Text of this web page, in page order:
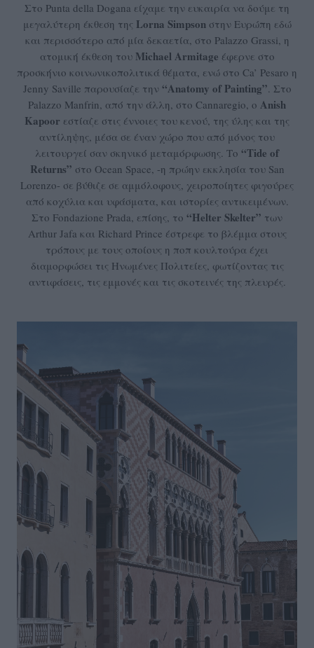
Στο Punta della Dogana είχαμε την ευκαιρία να δούμε τη
μεγαλύτερη έκθεση της Lorna Simpsonστην Ευρώπη εδώ
και περισσότερο από μία δεκαετία, στο Palazzo Grassi, η
ατομική έκθεση του Michael Armitage έφερνε στο
προσκήνιο κοινωνικοπολιτικά θέματα, ενώ στο Ca’ Pesaro η
Jenny Saville παρουσίαζε την “Anatomy ofPainting”. Στο
Palazzo Manfrin, από την άλλη, στο Cannaregio, ο Anish
Kapoor εστίαζε στις έννοιες του κενού, της ύλης και της
αντίληψης, μέσα σε έναν χώρο που από μόνος του
λειτουργεί σαν σκηνικό μεταμόρφωσης. Το “Tide of
Returns” στο Ocean Space, -η πρώην εκκλησία του San
Lorenzo- σε βύθιζε σε αμμόλοφους, χειροποίητες φιγούρες
από κοχύλια και υφάσματα, και ιστορίες αντικειμένων.
Στο Fondazione Prada, επίσης, το “Helter Skelter” των
Arthur Jafa και Richard Prince έστρεφε το βλέμμα στους
τρόπους με τους οποίους η ποπ κουλτούρα έχει
διαμορφώσει τις Ηνωμένες Πολιτείες, φωτίζοντας τις
αντιφάσεις, τις εμμονές και τις σκοτεινές της πλευρές.